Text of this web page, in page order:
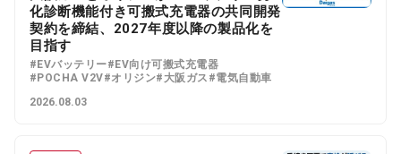
化診断機能付き可搬式充電器の共同開発
契約を締結、2027年度以降の製品化を
目指す
#EVバッテリー#EV向け可搬式充電器
#POCHA V2V#オリジン#大阪ガス #電気自動車
2026.08.03